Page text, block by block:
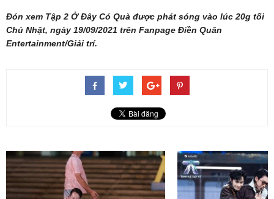
Đón xem Tập 2 Ở Đây Có Quà được phát sóng vào lúc 20g tối
Chủ Nhật, ngày 19/09/2021 trên Fanpage Điền Quân
Entertainment/Giải trí.